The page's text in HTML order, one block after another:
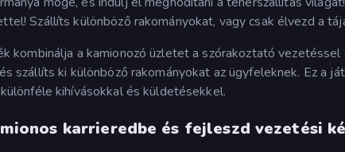
Szállíts különböző rakományokat, vagy csak élvezd a
kombinálja a kamionozó üzletet a szórakoztató
szállíts ki különböző rakományokat az ügyfeleknek. Ez a
kihívásokkal és küldetésekkel.
karrieredbe és fejleszd vezetési